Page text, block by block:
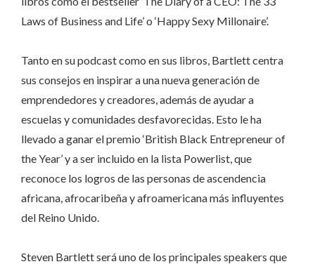
Laws of Business and Life’ o ‘Happy Sexy Millonaire’.
Tanto en su podcast como en sus libros, Bartlett centra
sus consejos en inspirar a una nueva generación de
emprendedores y creadores, además de ayudar a
escuelas y comunidades desfavorecidas. Esto le ha
llevado a ganar el premio ‘British Black Entrepreneur of
the Year’ y a ser incluido en la lista Powerlist, que
reconoce los logros de las personas de ascendencia
africana, afrocaribeña y afroamericana más influyentes
del Reino Unido.
Steven Bartlett será uno de los principales speakers que